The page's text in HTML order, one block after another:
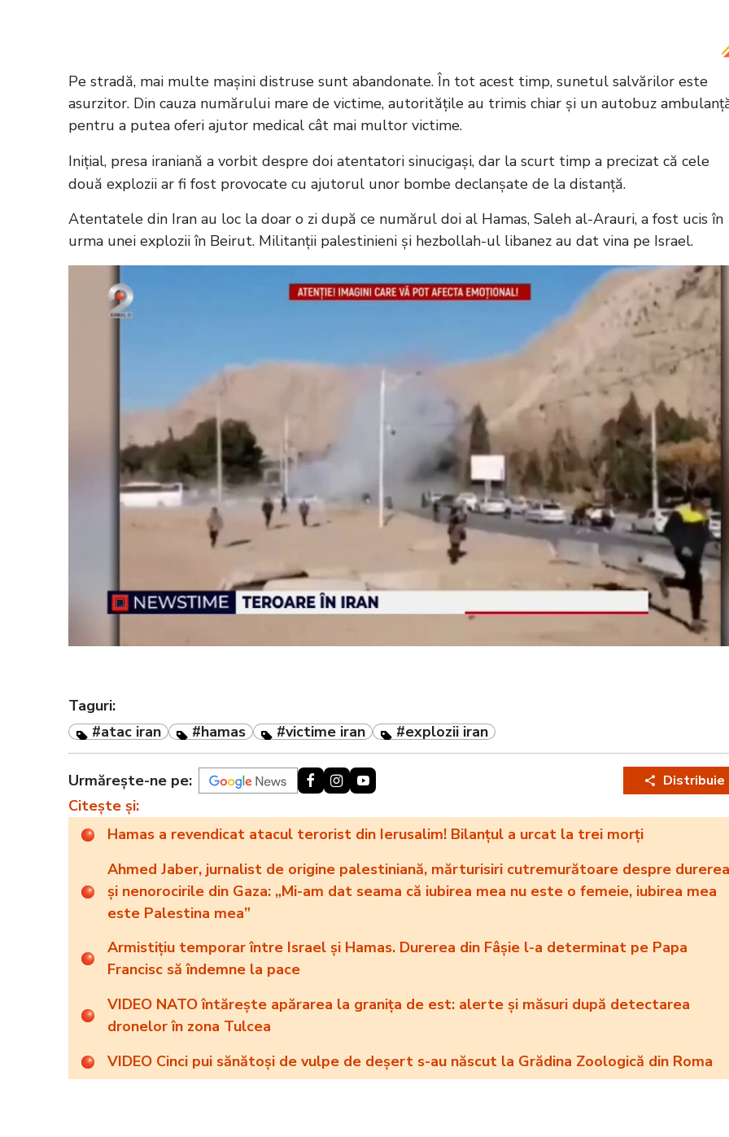
Pe stradă, mai multe mașini distruse sunt abandonate. În tot acest timp, sunetul salvărilor este
asurzitor. Din cauza numărului mare de victime, autoritățile au trimis chiar și un autobuz
pentru a putea oferi ajutor medical cât mai multor victime.
Inițial, presa iraniană a vorbit despre doi atentatori sinucigași, dar la scurt timp a precizat că cele
două explozii ar fi fost provocate cu ajutorul unor bombe declanșate de la distanță.
Atentatele din Iran au loc la doar o zi după ce numărul doi al Hamas, Saleh al-Arauri, a fost ucis în
urma unei explozii în Beirut. Militanții palestinieni și hezbollah-ul libanez au dat vina pe Israel.
Taguri:
#atac iran
#hamas #victime iran #explozii iran
Urmărește-ne pe: Distribuie
Citește și:
Hamas a revendicat atacul terorist din Ierusalim! Bilanțul a urcat la trei morți
Ahmed Jaber, jurnalist de origine palestiniană, mărturisiri cutremurătoare despre durerea
și nenorocirile din Gaza: „Mi-am dat seama că iubirea mea nu este o femeie, iubirea mea
este Palestina mea”
Armistițiu temporar între Israel și Hamas. Durerea din Fâșie l-a determinat pe Papa
Francisc să îndemne la pace
VIDEO NATO întărește apărarea la granița de est: alerte și măsuri după detectarea
dronelor în zona Tulcea
VIDEO Cinci pui sănătoși de vulpe de deșert s-au născut la Grădina Zoologică din Roma